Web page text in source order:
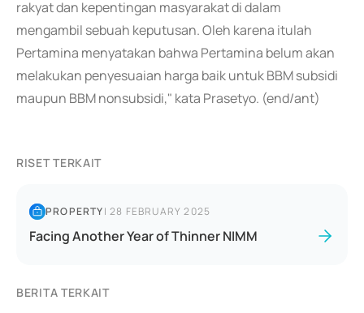
rakyat dan kepentingan masyarakat di dalam
mengambil sebuah keputusan. Oleh karena itulah
Pertamina menyatakan bahwa Pertamina belum akan
melakukan penyesuaian harga baik untuk BBM subsidi
maupun BBM nonsubsidi," kata Prasetyo. (end/ant)
RISET TERKAIT
PROPERTY|28 FEBRUARY 2025
Facing Another Year of Thinner NIMM
BERITA TERKAIT